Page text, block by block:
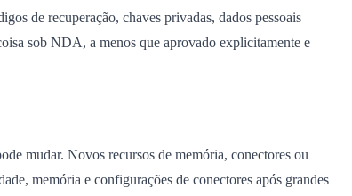
de recuperação, chaves privadas, dados pessoais
sob NDA, a menos que aprovado explicitamente e
mudar. Novos recursos de memória, conectores ou
memória e configurações de conectores após grandes